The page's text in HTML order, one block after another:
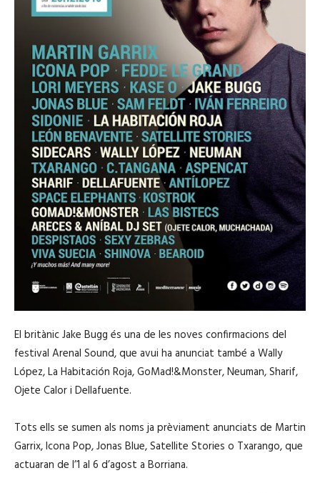
El britànic Jake Bugg és una de les noves confirmacions del
festival Arenal Sound, que avui ha anunciat també a Wally
López, La Habitación Roja, GoMad!&Monster, Neuman, Sharif,
Ojete Calor i Dellafuente.
Tots ells se sumen als noms ja prèviament anunciats de Martin
Garrix, Icona Pop, Jonas Blue, Satellite Stories o Txarango, que
actuaran de l’1 al 6 d’agost a Borriana.